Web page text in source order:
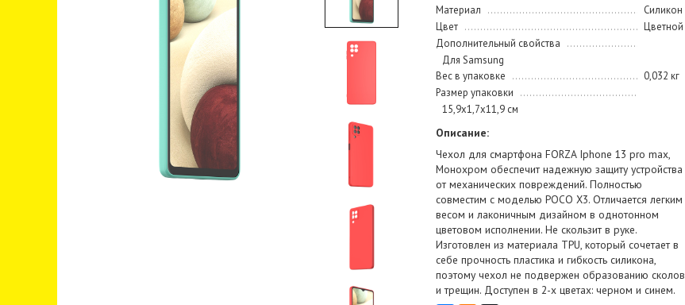
Материал
Силикон
Цвет
Цветной
Дополнительный свойства
Для Samsung
Вес в упаковке
0,032 кг
Размер упаковки
15,9х1,7х11,9 см
Описание:
Чехол для смартфона FORZA Iphone 13 pro max,
Монохром обеспечит надежную защиту устройства
от механических повреждений. Полностью
совместим с моделью POCO X3. Отличается легким
весом и лаконичным дизайном в однотонном
цветовом исполнении. Не скользит в руке.
Изготовлен из материала TPU, который сочетает в
себе прочность пластика и гибкость силикона,
поэтому чехол не подвержен образованию сколов
и трещин. Доступен в 2-х цветах: черном и синем.